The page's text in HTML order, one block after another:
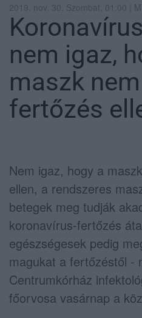
2019. nov. 30. Szombat, 01:00 |
nem igaz,
maszk
fertőzés
Nem igaz, hogy a
ellen, a rendszeres
betegek meg tudják
koronavírus-fertőzés
egészségesek pedig
magukat a fertőzéstől -
Centrumkórház
főorvosa vasárnap a